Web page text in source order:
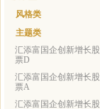
风格类
主题类
汇添富国企创新增长股
票D
汇添富国企创新增长股
票A
汇添富国企创新增长股